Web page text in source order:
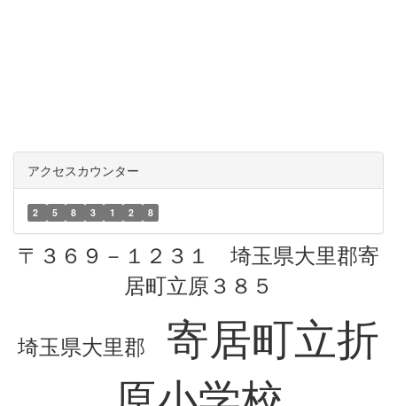
アクセスカウンター
2 5 8 3 1 2 8
〒３６９－１２３１ 埼玉県大里郡寄
居町立原３８５
埼玉県大里郡
寄居町立折